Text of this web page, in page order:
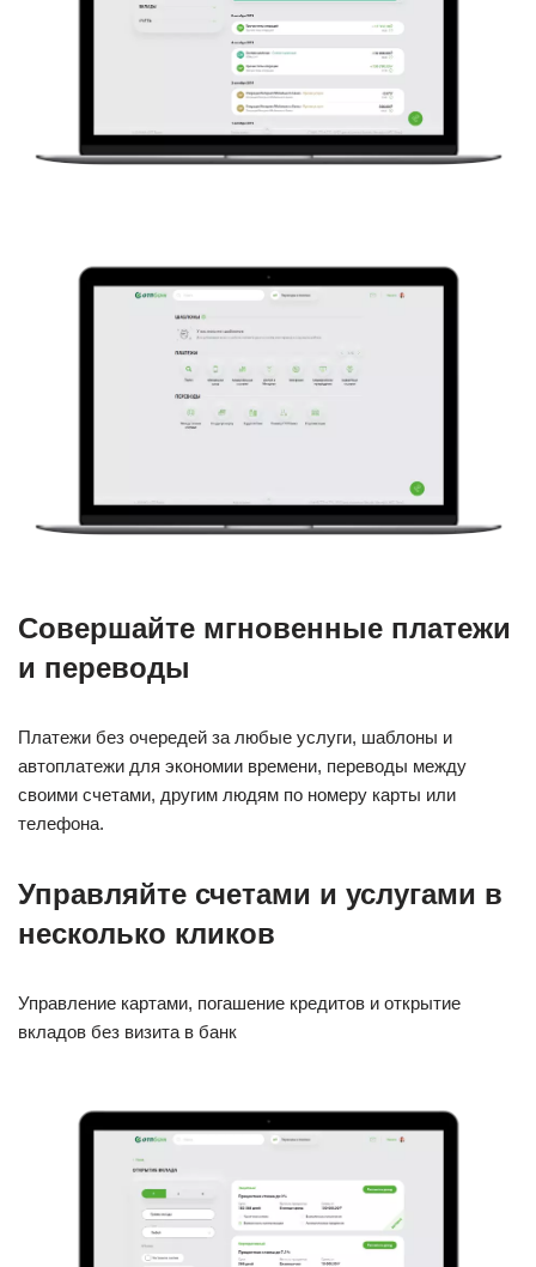
Совершайте мгновенные платежи
и переводы
Платежи без очередей за любые услуги, шаблоны и
автоплатежи для экономии времени, переводы между
своими счетами, другим людям по номеру карты или
телефона.
Управляйте счетами и услугами в
несколько кликов
Управление картами, погашение кредитов и открытие
вкладов без визита в банк